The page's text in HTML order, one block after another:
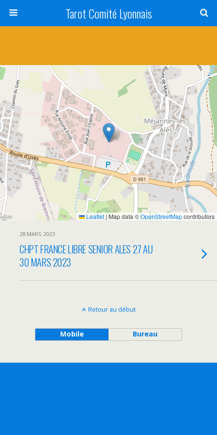
Tarot Comité Lyonnais
Leaflet | Map data ©OpenStreetMapcontributors
28 MARS 2023
CHPT FRANCE LIBRE SENIOR ALES 27 AU
30 MARS 2023
Retour au début
Mobile Bureau